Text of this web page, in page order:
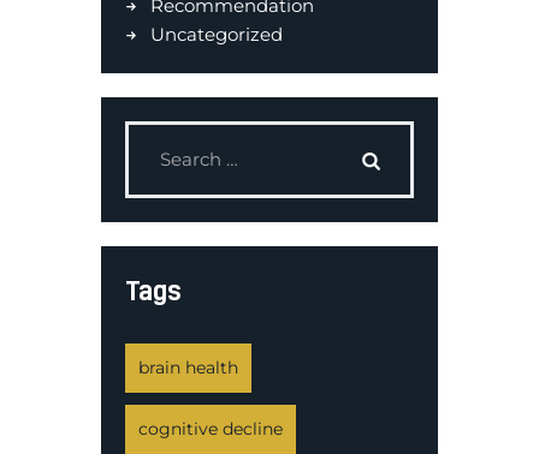
Recommendation
Uncategorized
Tags
brain health
cognitive decline